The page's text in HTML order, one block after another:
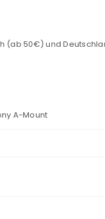
(ab 50€) und
A-Mount